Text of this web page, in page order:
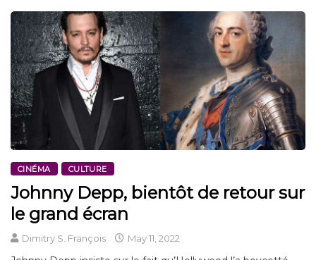
CINÉMA CULTURE
Johnny Depp, bientôt de retour sur
le grand écran
Dimitry S. François May 11, 2022